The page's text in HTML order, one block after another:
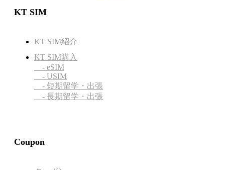
KT SIM
KT SIM紹介
KT SIM購入
- eSIM
- USIM
- 短期留学・出張
- 長期留学・出張
Coupon